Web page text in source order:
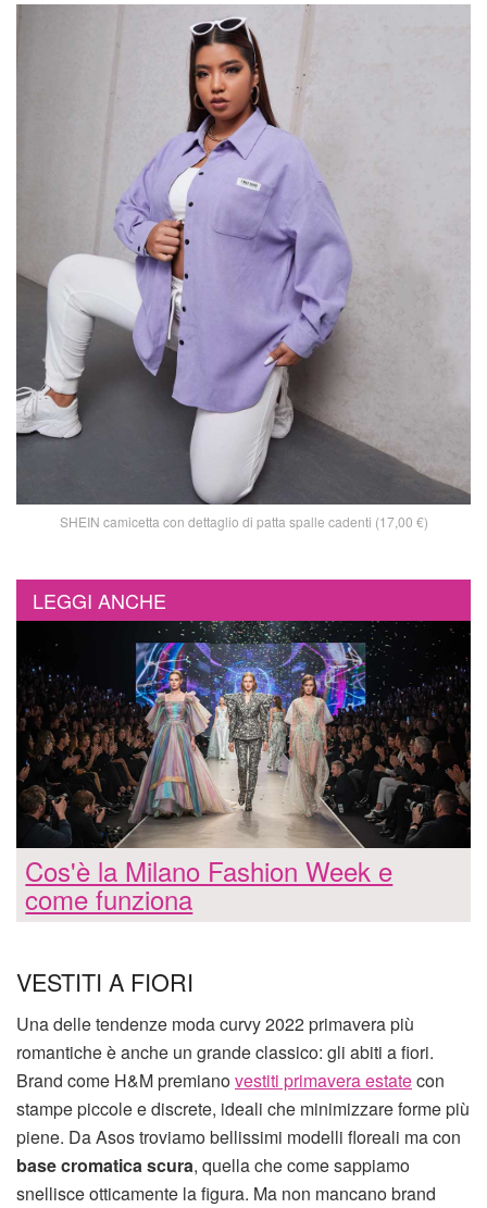
SHEIN camicetta con dettaglio di patta spalle cadenti (17,00 €)
LEGGI ANCHE
Cos'è la Milano Fashion Week e
come funziona
VESTITI A FIORI
Una delle tendenze moda curvy 2022 primavera più
romantiche è anche un grande classico: gli abiti a fiori.
Brand come H&M premianovestiti primavera estatecon
stampe piccole e discrete, ideali che minimizzare forme più
piene. Da Asos troviamo bellissimi modelli floreali ma con
base cromatica scura, quella che come sappiamo
snellisce otticamente la figura. Ma non mancano brand